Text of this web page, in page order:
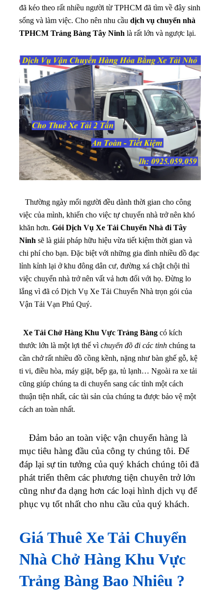
đã kéo theo rất nhiều người từ TPHCM đã tìm về đây sinh
sống và làm việc. Cho nên nhu cầu dịch vụ chuyển nhà
TPHCM Trảng Bàng Tây Ninh là rất lớn và ngược lại.
Thường ngày mổi người đều dành thời gian cho công
việc của mình, khiến cho việc tự chuyển nhà trở nên khó
khăn hơn. Gói Dịch Vụ Xe Tải Chuyển Nhà đi Tây
Ninh sẽ là giải pháp hữu hiệu vừa tiết kiệm thời gian và
chi phí cho bạn. Đặc biệt với những gia đình nhiều đồ đạc
lỉnh kỉnh lại ở khu đông dân cư, đường xá chật chội thì
việc chuyển nhà trở nên vất vả hơn đối với họ. Đừng lo
lắng vì đã có Dịch Vụ Xe Tải Chuyển Nhà trọn gói của
Vận Tải Vạn Phú Quý.
Xe Tải Chở Hàng Khu Vực Trảng Bàng có kích
thước lớn là một lợi thế vì chuyển đồ đi các tỉnh chúng ta
cần chở rất nhiều đồ cồng kềnh, nặng như bàn ghế gỗ, kệ
ti vi, điều hòa, máy giặt, bếp ga, tủ lạnh… Ngoài ra xe tải
cũng giúp chúng ta di chuyển sang các tỉnh một cách
thuận tiện nhất, các tài sản của chúng ta được bảo vệ một
cách an toàn nhất.
Đảm bảo an toàn việc vận chuyển hàng là
mục tiêu hàng đầu của công ty chúng tôi. Để
đáp lại sự tin tưởng của quý khách chúng tôi đã
phát triển thêm các phương tiện chuyên trở lớn
cũng như đa dạng hơn các loại hình dịch vụ để
phục vụ tốt nhất cho nhu cầu của quý khách.
Giá Thuê Xe Tải Chuyển
Nhà Chở Hàng Khu Vực
Trảng Bàng Bao Nhiêu ?